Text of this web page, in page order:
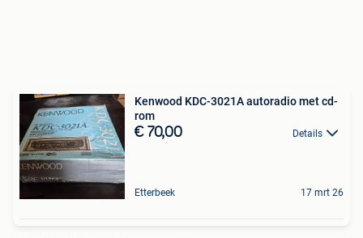
Kenwood KDC-3021A autoradio met cd-
rom
€ 70,00 Details
Etterbeek 17 mrt 26